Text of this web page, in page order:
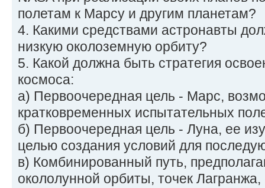
полетам к Марсу и другим планетам?
4. Какими средствами астронавты
низкую околоземную орбиту?
5. Какой должна быть стратегия
космоса:
а) Первоочередная цель - Марс,
кратковременных испытательных
б) Первоочередная цель - Луна, ее
целью создания условий для
в) Комбинированный путь,
окололунной орбиты, точек